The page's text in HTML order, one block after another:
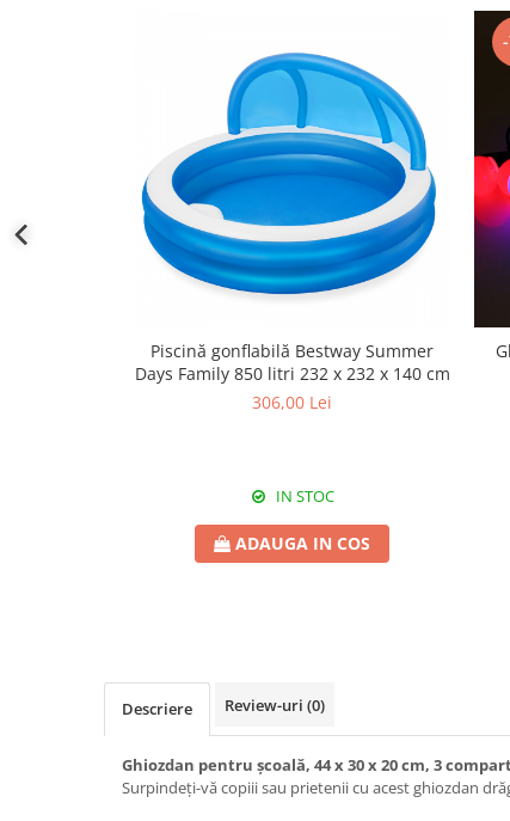
Piscină gonflabilă Bestway Summer
Days Family 850 litri 232 x 232 x 140 cm
306,00 Lei
IN STOC
ADAUGA IN COS
Descriere Review-uri (0)
Ghiozdan pentru școală, 44 x 30 x 20 cm, 3
Surpindeți-vă copiii sau prietenii cu acest ghiozdan